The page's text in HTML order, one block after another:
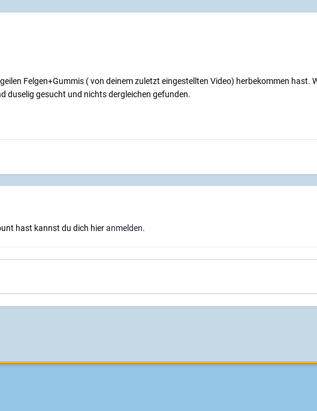
Felgen+Gummis ( von deinem zuletzt eingestellten Video) herbekommen hast.
duselig gesucht und nichts dergleichen gefunden.
hast kannst du dich hieranmelden.